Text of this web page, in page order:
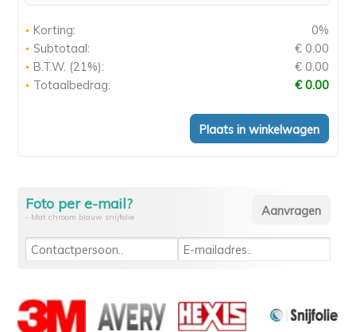
Korting:
0%
Subtotaal:
€ 0.00
B.T.W. (21%):
€ 0.00
Totaalbedrag:
€ 0.00
Foto per e-mail?
- Mat chroom blauw snijfolie